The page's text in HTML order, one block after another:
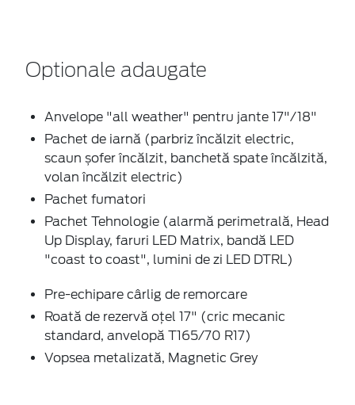
Optionale adaugate
Anvelope "all weather" pentru jante 17"/18"
Pachet de iarnă (parbriz încălzit electric,
scaun șofer încălzit, banchetă spate încălzită,
volan încălzit electric)
Pachet fumatori
Pachet Tehnologie (alarmă perimetrală, Head
Up Display, faruri LED Matrix, bandă LED
"coast to coast", lumini de zi LED DTRL)
Pre-echipare cârlig de remorcare
Roată de rezervă oțel 17" (cric mecanic
standard, anvelopă T165/70 R17)
Vopsea metalizată, Magnetic Grey